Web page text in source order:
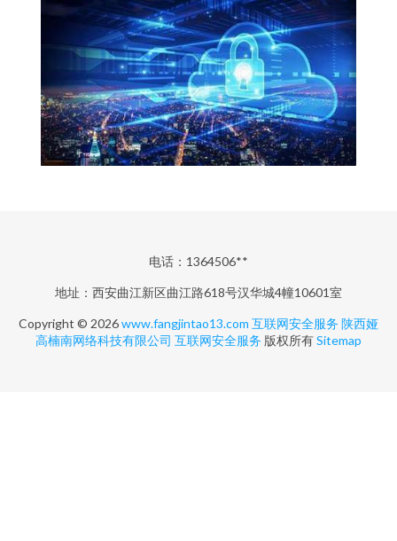
电话：1364506**
地址：西安曲江新区曲江路618号汉华城4幢10601室
Copyright © 2026www.fangjintao13.com 互联网安全服务 陕西娅
高楠南网络科技有限公司 互联网安全服务 版权所有Sitemap